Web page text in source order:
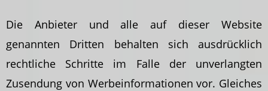
Die Anbieter und alle auf dieser Website
genannten Dritten behalten sich ausdrücklich
rechtliche Schritte im Falle der unverlangten
Zusendung von Werbeinformationen vor. Gleiches